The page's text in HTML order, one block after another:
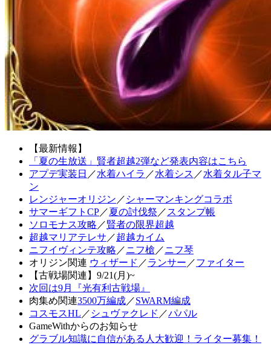
【最新情報】
「夏の生放送」賢者超越2弾など発表内容はこちら
アプデ実装日 ／水着ハイラ ／水着シス ／水着タル子マ
ン
レンジャーオリジン ／ シャーマンキングコラボ
サマーギフトCP／夏の討伐祭 ／ スタンプ帳
ソロモナス攻略 ／賢者の限界超越
超越マリアテレサ ／超越カイム
ニフイヴィンテ攻略 ／ニフ槍 ／ニフ琴
オリジン関連 ウィザード ／ランサー ／ファイター
【古戦場関連】9/21(月)~
次回は9月『光有利古戦場』
肉集め関連3500万編成／SWARM編成
コスモスHL ／ シュヴァクレド ／パパル
GameWithからのお知らせ
グラブル知識に自信がある人大歓迎！ライター募集！